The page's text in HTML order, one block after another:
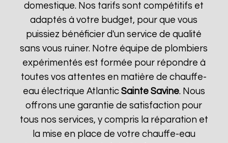
domestique. Nos tarifs sont compétitifs et
adaptés à votre budget, pour que vous
puissiez bénéficier d'un service de qualité
sans vous ruiner. Notre équipe de plombiers
expérimentés est formée pour répondre à
toutes vos attentes en matière de chauffe-
eau électrique Atlantic Sainte Savine. Nous
offrons une garantie de satisfaction pour
tous nos services, y compris la réparation et
la mise en place de votre chauffe-eau